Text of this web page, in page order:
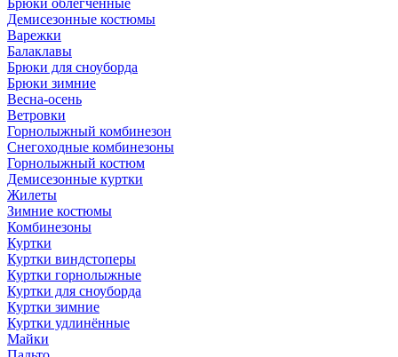
Брюки облегченные
Демисезонные костюмы
Варежки
Балаклавы
Брюки для сноуборда
Брюки зимние
Весна-осень
Ветровки
Горнолыжный комбинезон
Снегоходные комбинезоны
Горнолыжный костюм
Демисезонные куртки
Жилеты
Зимние костюмы
Комбинезоны
Куртки
Куртки виндстоперы
Куртки горнолыжные
Куртки для сноуборда
Куртки зимние
Куртки удлинённые
Майки